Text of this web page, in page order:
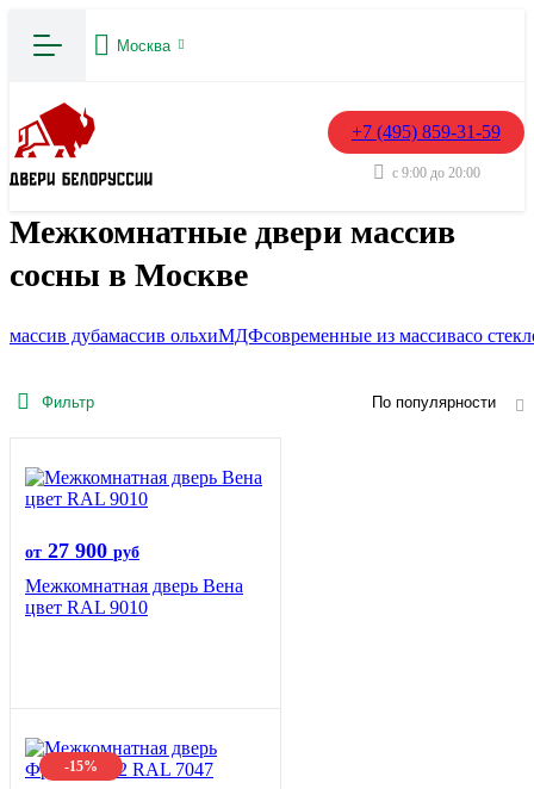
Москва
+7 (495) 859-31-59
с 9:00 до 20:00
Межкомнатные двери массив
сосны в Москве
массив дубамассив ольхиМДФсовременные из массивасо
Фильтр По популярности
от 27 900 руб
Межкомнатная дверь Вена
цвет RAL 9010
-15%